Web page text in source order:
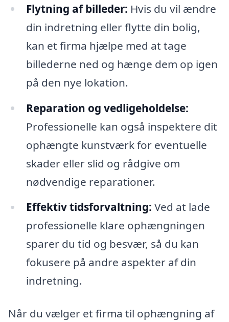
Flytning af billeder: Hvis du vil ændre
din indretning eller flytte din bolig,
kan et firma hjælpe med at tage
billederne ned og hænge dem op igen
på den nye lokation.
Reparation og vedligeholdelse:
Professionelle kan også inspektere dit
ophængte kunstværk for eventuelle
skader eller slid og rådgive om
nødvendige reparationer.
Effektiv tidsforvaltning: Ved at lade
professionelle klare ophængningen
sparer du tid og besvær, så du kan
fokusere på andre aspekter af din
indretning.
Når du vælger et firma til ophængning af